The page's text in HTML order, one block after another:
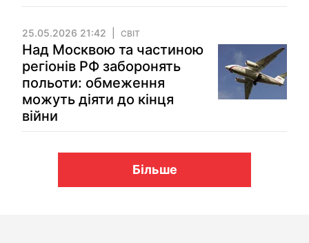
25.05.2026 21:42 СВІТ
Над Москвою та частиною
регіонів РФ заборонять
польоти: обмеження
можуть діяти до кінця
війни
Більше